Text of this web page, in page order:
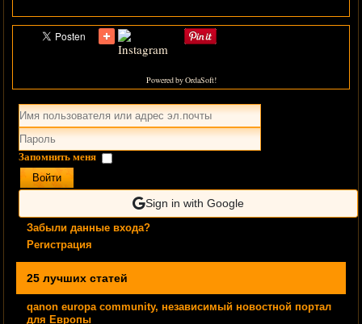
Powered by OrdaSoft!
Запомнить меня
Войти
Sign in with Google
Забыли данные входа?
Регистрация
25 лучших статей
qanon europa community, независимый новостной портал
для Европы